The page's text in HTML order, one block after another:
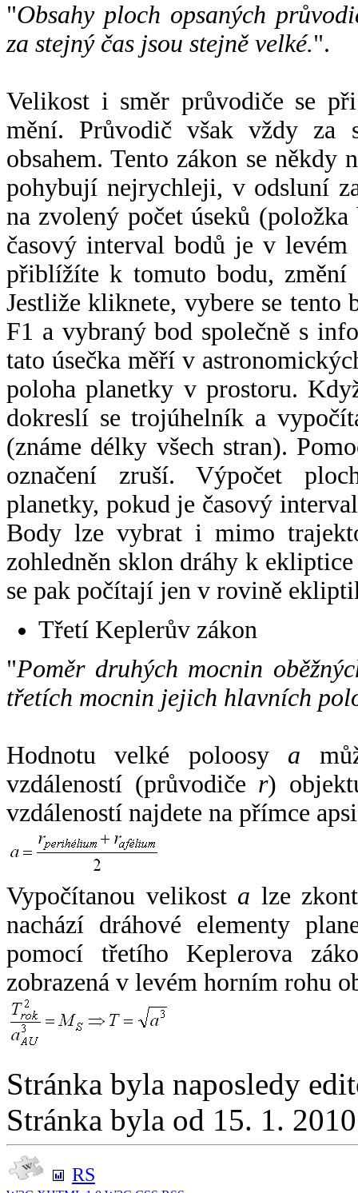
"Obsahy ploch opsaných
za stejný čas jsou stejně velké.".
Velikost i směr průvodiče se
mění. Průvodič však vždy za
obsahem. Tento zákon se někdy
pohybují nejrychleji, v odsluní
na zvolený počet úseků
časový interval bodů je v
přiblížíte k tomuto bodu,
Jestliže kliknete, vybere se tento
F1 a vybraný bod společně s
tato úsečka měří v
poloha planetky v prostoru.
dokreslí se trojúhelník a
(známe délky všech stran).
označení zruší. Výpočet
planetky, pokud je časový
Body lze vybrat i mimo
zohledněn sklon dráhy k
se pak počítají jen v rovině
Třetí Keplerův zákon
"Poměr druhých mocnin
třetích mocnin jejich hlavních
Hodnotu velké poloosy a
vzdáleností (průvodiče r)
vzdáleností najdete na přímce
Vypočítanou velikost a lze
nachází dráhové elementy
pomocí třetího Keplerova
zobrazená v levém horním rohu
Stránka byla naposledy
Stránka byla od 15. 1.
RS